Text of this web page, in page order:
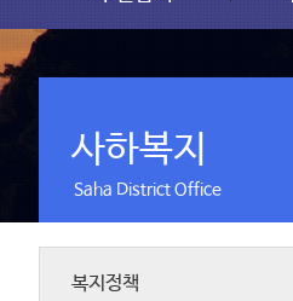
사하복지
Saha District Office
복지정책